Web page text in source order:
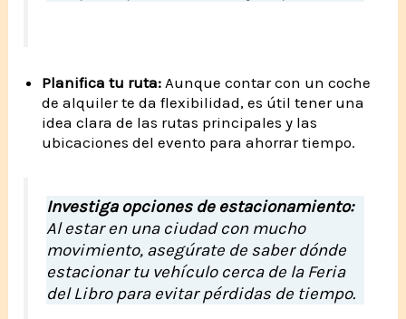
Planifica tu ruta: Aunque contar con un coche
de alquiler te da flexibilidad, es útil tener una
idea clara de las rutas principales y las
ubicaciones del evento para ahorrar tiempo.
Investiga opciones de estacionamiento:
Al estar en una ciudad con mucho
movimiento, asegúrate de saber dónde
estacionar tu vehículo cerca de la Feria
del Libro para evitar pérdidas de tiempo.